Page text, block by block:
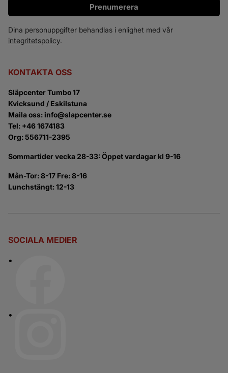
Prenumerera
Dina personuppgifter behandlas i enlighet med vår
integritetspolicy.
KONTAKTA OSS
Släpcenter Tumbo 17
Kvicksund / Eskilstuna
Maila oss: info@slapcenter.se
Tel: +46 1674183
Org: 556711-2395
Sommartider vecka 28-33: Öppet vardagar kl 9-16
Mån-Tor: 8-17 Fre: 8-16
Lunchstängt: 12-13
SOCIALA MEDIER